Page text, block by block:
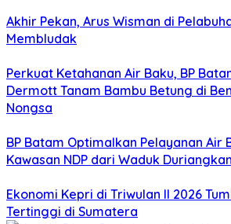
Akhir Pekan, Arus Wisman di
Membludak
Perkuat Ketahanan Air Baku, BP
Dermott Tanam Bambu Betung di
Nongsa
BP Batam Optimalkan Pelayanan Air
Kawasan NDP dari Waduk
Ekonomi Kepri di Triwulan II 2026
Tertinggi di Sumatera